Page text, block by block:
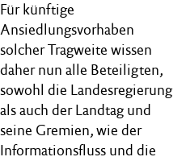
Für künftige
Ansiedlungsvorhaben
solcher Tragweite wissen
daher nun alle Beteiligten,
sowohl die Landesregierung
als auch der Landtag und
seine Gremien, wie der
Informationsfluss und die